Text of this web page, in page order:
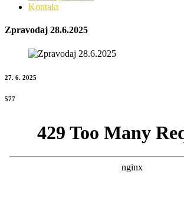
Kontakt
Zpravodaj 28.6.2025
27. 6. 2025
577